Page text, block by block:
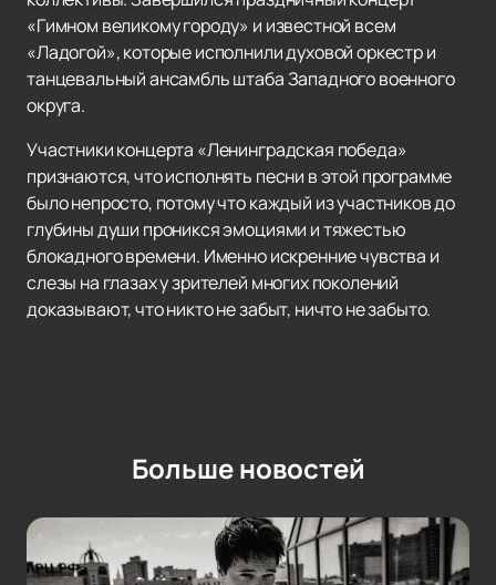
«Гимном великому городу» и известной всем
«Ладогой», которые исполнили духовой оркестр и
танцевальный ансамбль штаба Западного военного
округа.
Участники концерта «Ленинградская победа»
признаются, что исполнять песни в этой программе
было непросто, потому что каждый из участников до
глубины души проникся эмоциями и тяжестью
блокадного времени. Именно искренние чувства и
слезы на глазах у зрителей многих поколений
доказывают, что никто не забыт, ничто не забыто.
Больше новостей